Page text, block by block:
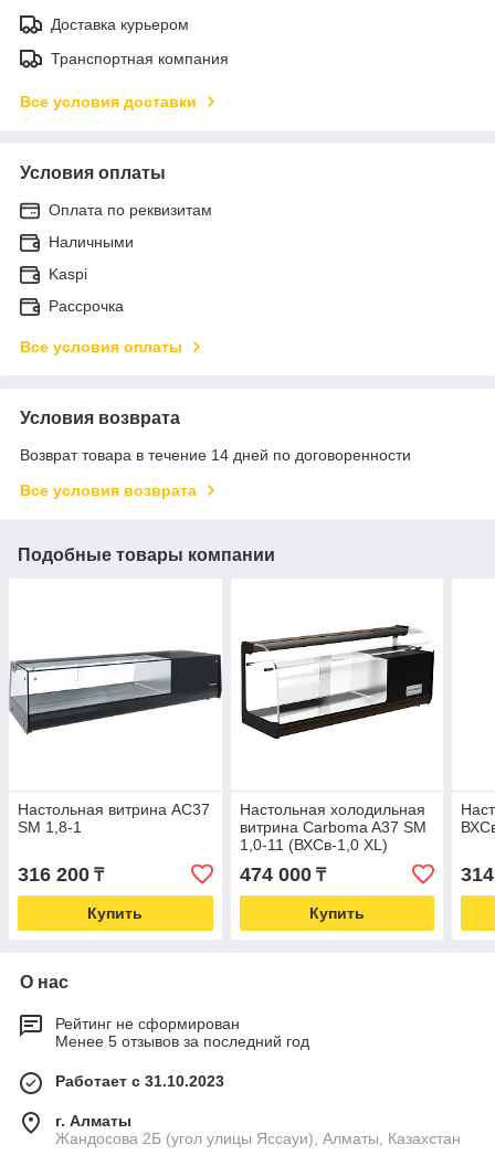
Доставка курьером
Транспортная компания
Все условия доставки
Условия оплаты
Оплата по реквизитам
Наличными
Kaspi
Рассрочка
Все условия оплаты
Условия возврата
Возврат товара в течение 14 дней по договоренности
Все условия возврата
Подобные товары компании
Настольная витрина AC37
SM 1,8-1
316 200 ₸
Купить
Настольная холодильная
витрина Carboma A37 SM
1,0-11 (ВХСв-1,0 XL)
474 000₸
Купить
О нас
Рейтинг не сформирован
Менее 5 отзывов за последний год
Работает с 31.10.2023
г. Алматы
Жандосова 2Б (угол улицы Яссауи), Алматы, Казахстан